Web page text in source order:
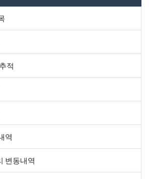
적
역
변동내역